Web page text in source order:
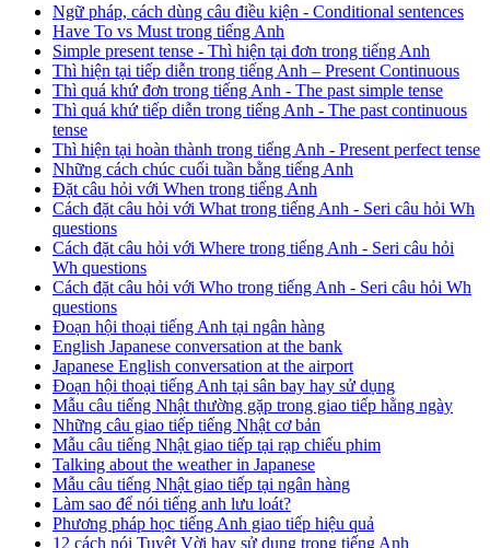
Ngữ pháp, cách dùng câu điều kiện - Conditional sentences
Have To vs Must trong tiếng Anh
Simple present tense - Thì hiện tại đơn trong tiếng Anh
Thì hiện tại tiếp diễn trong tiếng Anh – Present Continuous
Thì quá khứ đơn trong tiếng Anh - The past simple tense
Thì quá khứ tiếp diễn trong tiếng Anh - The past continuous
tense
Thì hiện tại hoàn thành trong tiếng Anh - Present perfect tense
Những cách chúc cuối tuần bằng tiếng Anh
Đặt câu hỏi với When trong tiếng Anh
Cách đặt câu hỏi với What trong tiếng Anh - Seri câu hỏi Wh
questions
Cách đặt câu hỏi với Where trong tiếng Anh - Seri câu hỏi
Wh questions
Cách đặt câu hỏi với Who trong tiếng Anh - Seri câu hỏi Wh
questions
Đoạn hội thoại tiếng Anh tại ngân hàng
English Japanese conversation at the bank
Japanese English conversation at the airport
Đoạn hội thoại tiếng Anh tại sân bay hay sử dụng
Mẫu câu tiếng Nhật thường gặp trong giao tiếp hằng ngày
Những câu giao tiếp tiếng Nhật cơ bản
Mẫu câu tiếng Nhật giao tiếp tại rạp chiếu phim
Talking about the weather in Japanese
Mẫu câu tiếng Nhật giao tiếp tại ngân hàng
Làm sao để nói tiếng anh lưu loát?
Phương pháp học tiếng Anh giao tiếp hiệu quả
12 cách nói Tuyệt Vời hay sử dụng trong tiếng Anh